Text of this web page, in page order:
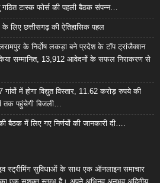
टास्क फोर्स की पहली बैठक संपन्न…
छत्तीसगढ़ की ऐतिहासिक पहल
के निर्दोष लकड़ा बने प्रदेश के टॉप ट्रांजैक्शन
किया सम्मानित, 13,912 आवेदनों के सफल निराकरण से
में होगा विद्युत विस्तार, 11.62 करोड़ रुपये की
पहुंचेगी बिजली…
में लिए गए निर्णयों की जानकारी दी….
स्ट्रीमिंग सुविधाओं के साथ एक ऑनलाइन समाचार